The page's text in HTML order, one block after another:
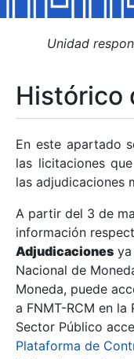
Mostrar/Ocultar
Mostrar/Ocultar
Mostrar/Ocultar
Mostrar/Ocultar
Unidad
Histórico
En este apartado
las licitaciones
las adjudicaciones
A partir del 3 de
información
Adjudicaciones
Nacional de
Moneda, puede
a FNMT-RCM en
Sector Público
Plataforma de